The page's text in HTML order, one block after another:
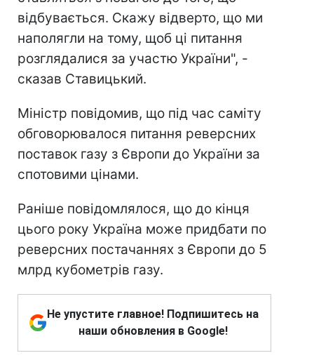
відбувається. Скажу відверто, що ми
наполягли на тому, щоб ці питання
розглядалися за участю України", -
сказав Ставицький.
Міністр повідомив, що під час саміту
обговорювалося питання реверсних
поставок газу з Європи до України за
спотовими цінами.
Раніше повідомлялося, що до кінця
цього року Україна може придбати по
реверсних постачаннях з Європи до 5
млрд кубометрів газу.
Не упустите главное! Подпишитесь на
наши обновления в Google!